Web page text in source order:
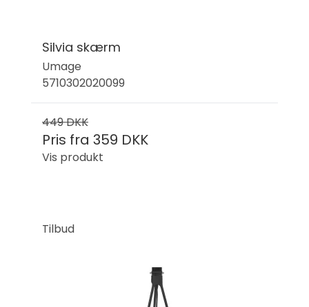
Silvia skærm
Umage
5710302020099
449 DKK
Pris fra 359 DKK
Vis produkt
Tilbud